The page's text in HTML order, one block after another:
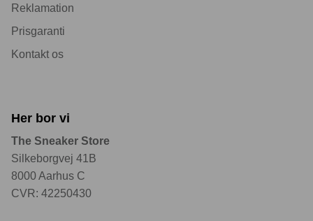
Reklamation
Prisgaranti
Kontakt os
Her bor vi
The Sneaker Store
Silkeborgvej 41B
8000 Aarhus C
CVR: 42250430